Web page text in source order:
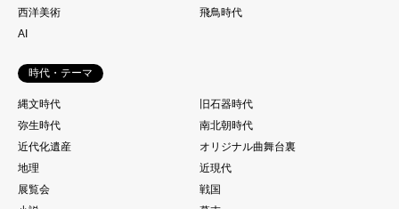
西洋美術
飛鳥時代
AI
時代・テーマ
縄文時代
旧石器時代
弥生時代
南北朝時代
近代化遺産
オリジナル曲舞台裏
地理
近現代
展覧会
戦国